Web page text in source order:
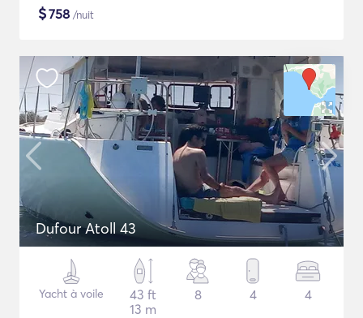
$758 /nuit
Dufour Atoll 43
Yacht à voile
43 ft
13 m
8 4 4